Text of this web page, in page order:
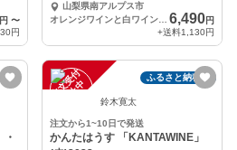
〜
円
山梨県南アルプス市
オレンジワインと白ワインともに720ml・各１本
6,490円
+送料1,130円
注
文
受
付
停
止
中
ふるさと納税可
鈴木寛太
注文から1~10日で発送
かんたはうす 「KANTAWINE」